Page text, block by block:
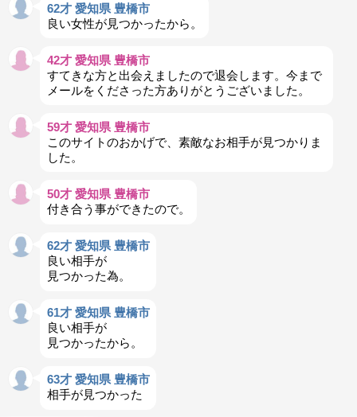
62才 愛知県 豊橋市
良い女性が見つかったから。
42才 愛知県 豊橋市
すてきな方と出会えましたので退会します。今まで
メールをくださった方ありがとうございました。
59才 愛知県 豊橋市
このサイトのおかげで、素敵なお相手が見つかりま
した。
50才 愛知県 豊橋市
付き合う事ができたので。
62才 愛知県 豊橋市
良い相手が
見つかった為。
61才 愛知県 豊橋市
良い相手が
見つかったから。
63才 愛知県 豊橋市
相手が見つかった